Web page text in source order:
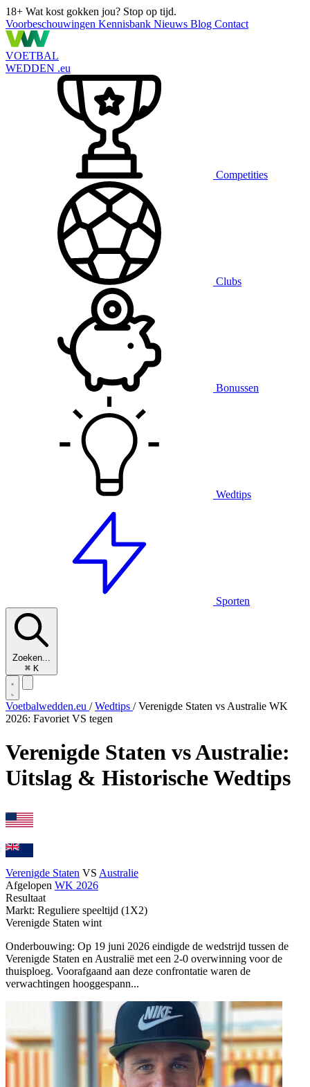
18+ Wat kost gokken jou? Stop op tijd.
Voorbeschouwingen Kennisbank Nieuws Blog Contact
VOETBAL
WEDDEN .eu
Competities
Clubs
Bonussen
Wedtips
Sporten
Zoeken...
⌘ K
Voetbalwedden.eu / Wedtips / Verenigde Staten vs Australie WK
2026: Favoriet VS tegen
Verenigde Staten vs Australie:
Uitslag & Historische Wedtips
Verenigde Staten VS Australie
Afgelopen WK 2026
Resultaat
Markt: Reguliere speeltijd (1X2)
Verenigde Staten wint
Onderbouwing: Op 19 juni 2026 eindigde de wedstrijd tussen de
Verenigde Staten en Australië met een 2-0 overwinning voor de
thuisploeg. Voorafgaand aan deze confrontatie waren de
verwachtingen hooggespann...